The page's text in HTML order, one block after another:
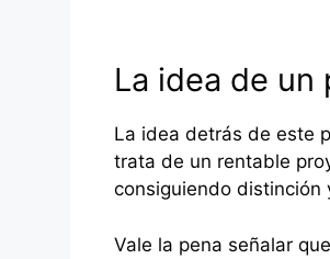
La idea de
La idea detrás de este
trata de un rentable
consiguiendo distinción
Vale la pena señalar